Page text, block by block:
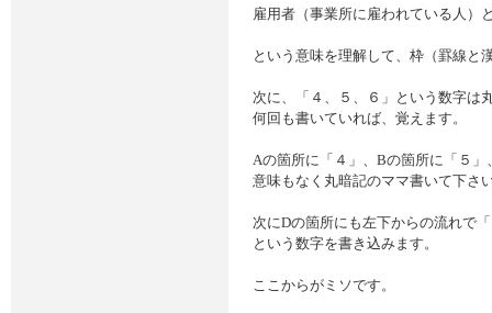
雇用者（事業所に雇われている人）
という意味を理解して、枠（罫線と
次に、「４、５、６」という数字は
何回も書いていれば、覚えます。
Aの箇所に「４」、Bの箇所に「５」
意味もなく丸暗記のママ書いて下さ
次にDの箇所にも左下からの流れで
という数字を書き込みます。
ここからがミソです。